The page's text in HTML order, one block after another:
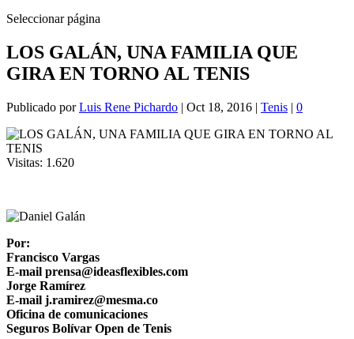
Seleccionar página
LOS GALÁN, UNA FAMILIA QUE
GIRA EN TORNO AL TENIS
Publicado porLuis Rene Pichardo | Oct 18, 2016 | Tenis | 0
Visitas: 1.620
Por:
Francisco Vargas
E-mail prensa@ideasflexibles.com
Jorge Ramírez
E-mail j.ramirez@mesma.co
Oficina de comunicaciones
Seguros Bolívar Open de Tenis